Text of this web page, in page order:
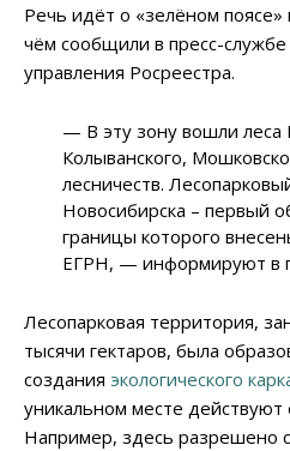
Речь идёт о «зелёном
чём сообщили в пресс-службе
управления Росреестра.
— В эту зону вошли леса
Колыванского,
лесничеств.
Новосибирска – первый
границы которого
ЕГРН, — информируют в
Лесопарковая территория,
тысячи гектаров, была
создания экологического
уникальном месте действуют
Например, здесь разрешено